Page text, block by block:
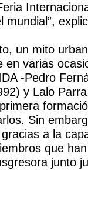
un mito
en varias
-Pedro
y Lalo
Sin
a la
que
junto